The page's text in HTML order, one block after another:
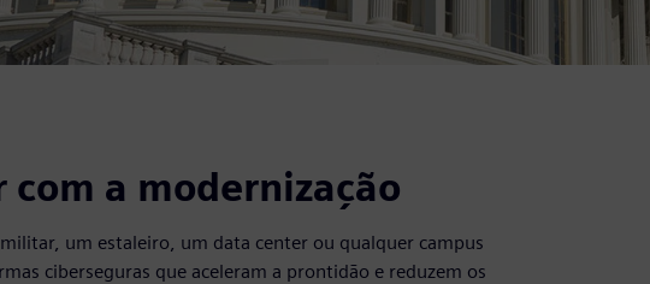
com a modernização
um estaleiro, um data center ou qualquer campus
ciberseguras que aceleram a prontidão e reduzem os